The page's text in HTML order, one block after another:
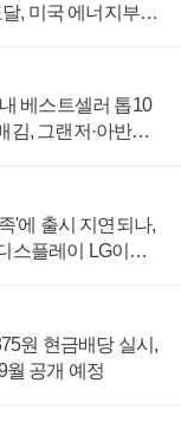
, 미국 에너지부
베스트셀러 톱10
김, 그랜저·아반떼
'에 출시 지연되나,
스플레이 LG이노
원 현금배당 실시,
월 공개 예정